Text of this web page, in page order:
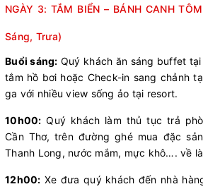
NGÀY 3: TẮM BIỂN – BÁNH CANH
Sáng, Trưa)
Buổi sáng: Quý khách ăn sáng buffet
tắm hồ bơi hoặc Check-in sang chảnh
ga với nhiều view sống ảo tại resort.
10h00: Quý khách làm thủ tục trả
Cần Thơ, trên đường ghé mua đặc
Thanh Long, nước mắm, mực khô…. về
12h00: Xe đưa quý khách đến nhà